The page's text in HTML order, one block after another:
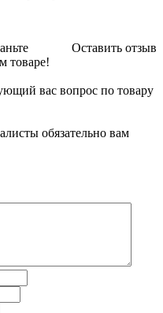
Оставить отзыв
товаре!
вас вопрос по товару
обязательно вам